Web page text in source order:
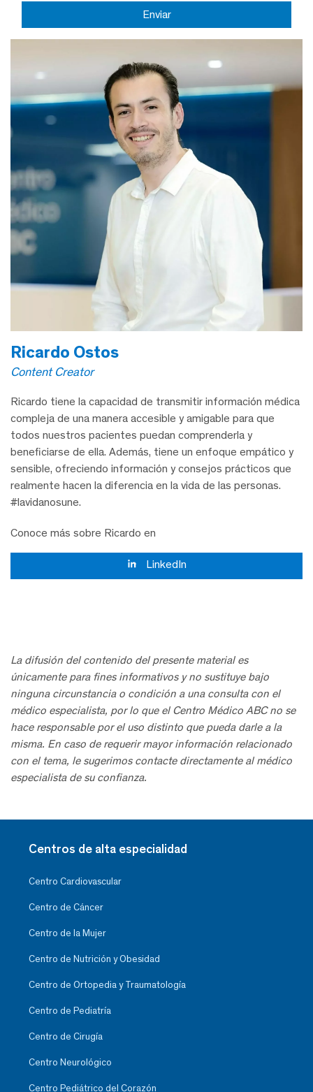
Ricardo Ostos
Content Creator
Ricardo tiene la capacidad de transmitir información médica
compleja de una manera accesible y amigable para que
todos nuestros pacientes puedan comprenderla y
beneficiarse de ella. Además, tiene un enfoque empático y
sensible, ofreciendo información y consejos prácticos que
realmente hacen la diferencia en la vida de las personas.
#lavidanosune.
Conoce más sobre Ricardo en
LinkedIn
La difusión del contenido del presente material es
únicamente para fines informativos y no sustituye bajo
ninguna circunstancia o condición a una consulta con el
médico especialista, por lo que el Centro Médico ABC no se
hace responsable por el uso distinto que pueda darle a la
misma. En caso de requerir mayor información relacionado
con el tema, le sugerimos contacte directamente al médico
especialista de su confianza.
Centros de alta especialidad
Centro Cardiovascular
Centro de Cáncer
Centro de la Mujer
Centro de Nutrición y Obesidad
Centro de Ortopedia y Traumatología
Centro de Pediatría
Centro de Cirugía
Centro Neurológico
Centro Pediátrico del Corazón